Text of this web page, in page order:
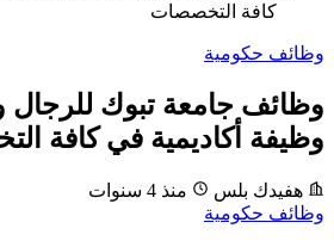
كافة التخصصات
وظائف حكومية
وظيفة أكاديمية في كافة
هفيدك بلس
منذ 4 سنوات
وظائف حكومية